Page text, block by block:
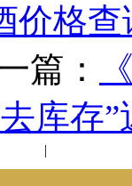
价格
：
库存
|